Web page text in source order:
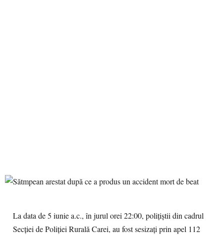
La data de 5 iunie a.c., în jurul orei 22:00, polițiștii din cadrul
Secției de Poliției Rurală Carei, au fost sesizați prin apel 112